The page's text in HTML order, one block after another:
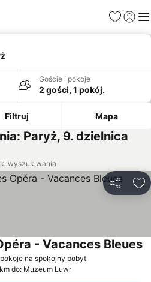
Ulubione
Goście i pokoje
2 gości, 1 pokój.
Filtruj Mapa
Paryż, 9. dzielnica
wyszukiwania
na spokojny pobyt
- Vacances Bleues
do: Muzeum Luwr